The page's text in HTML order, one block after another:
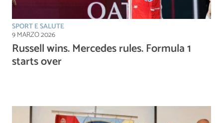
SPORT E SALUTE
9 MARZO 2026
Russell wins. Mercedes rules. Formula 1
starts over